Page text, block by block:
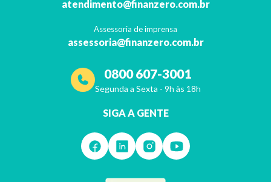
atendimento@finanzero.com.br
Assessoria de imprensa
assessoria@finanzero.com.br
0800 607-3001
Segunda a Sexta - 9h às 18h
SIGA A GENTE